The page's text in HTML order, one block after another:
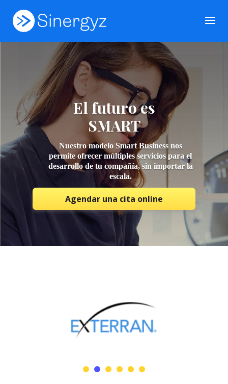
El futuro es
SMART
Nuestro modelo Smart Business nos
permite ofrecer múltiplesservicios para el
desarrollo de tu compañía, sin importar la
escala.
Agendar una cita online